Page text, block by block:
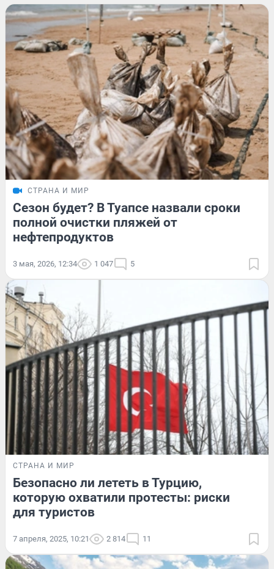
СТРАНА И МИР
Сезон будет? В Туапсе назвали сроки
полной очистки пляжей от
нефтепродуктов
3 мая, 2026, 12:34 1 047 5
СТРАНА И МИР
Безопасно ли лететь в Турцию,
которую охватили протесты: риски
для туристов
7 апреля, 2025, 10:21 2 814 11